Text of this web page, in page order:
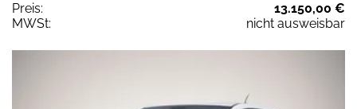
Preis:
13.150,00 €
MWSt:
nicht ausweisbar